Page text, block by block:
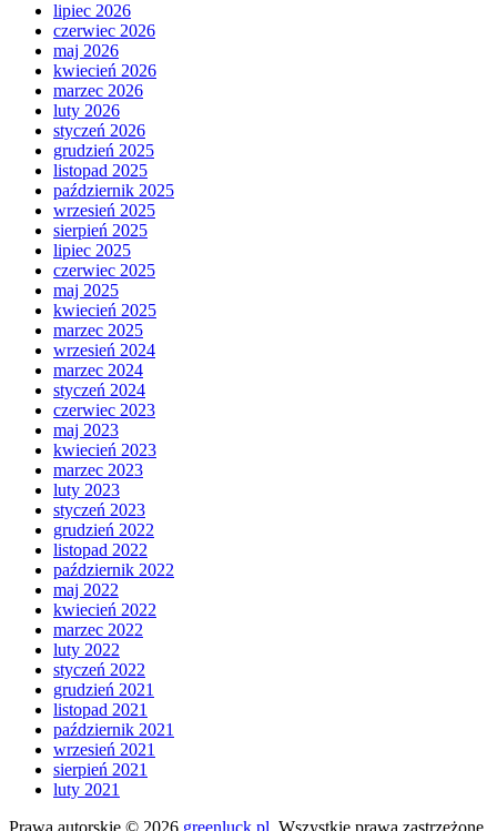
lipiec 2026
czerwiec 2026
maj 2026
kwiecień 2026
marzec 2026
luty 2026
styczeń 2026
grudzień 2025
listopad 2025
październik 2025
wrzesień 2025
sierpień 2025
lipiec 2025
czerwiec 2025
maj 2025
kwiecień 2025
marzec 2025
wrzesień 2024
marzec 2024
styczeń 2024
czerwiec 2023
maj 2023
kwiecień 2023
marzec 2023
luty 2023
styczeń 2023
grudzień 2022
listopad 2022
październik 2022
maj 2022
kwiecień 2022
marzec 2022
luty 2022
styczeń 2022
grudzień 2021
listopad 2021
październik 2021
wrzesień 2021
sierpień 2021
luty 2021